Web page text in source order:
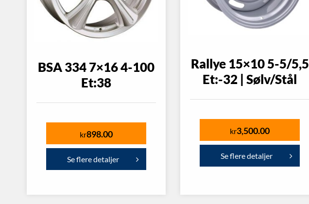
BSA 334 7×16 4-100
Et:38
kr898.00
Se flere detaljer
Rallye 15×10 5-5/5,5
Et:-32 | Sølv/Stål
kr3,500.00
Se flere detaljer